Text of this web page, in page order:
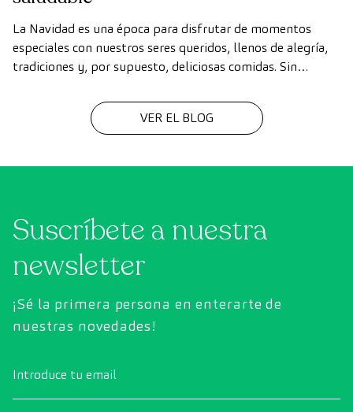
La Navidad es una época para disfrutar de momentos
especiales con nuestros seres queridos, llenos de alegría,
tradiciones y, por supuesto, deliciosas comidas. Sin
vista nuestros hábitos saludables.
VER EL BLOG
Suscríbete a nuestra
newsletter
¡Sé la primera persona en enterarte de
nuestras novedades!
Introduce tu email